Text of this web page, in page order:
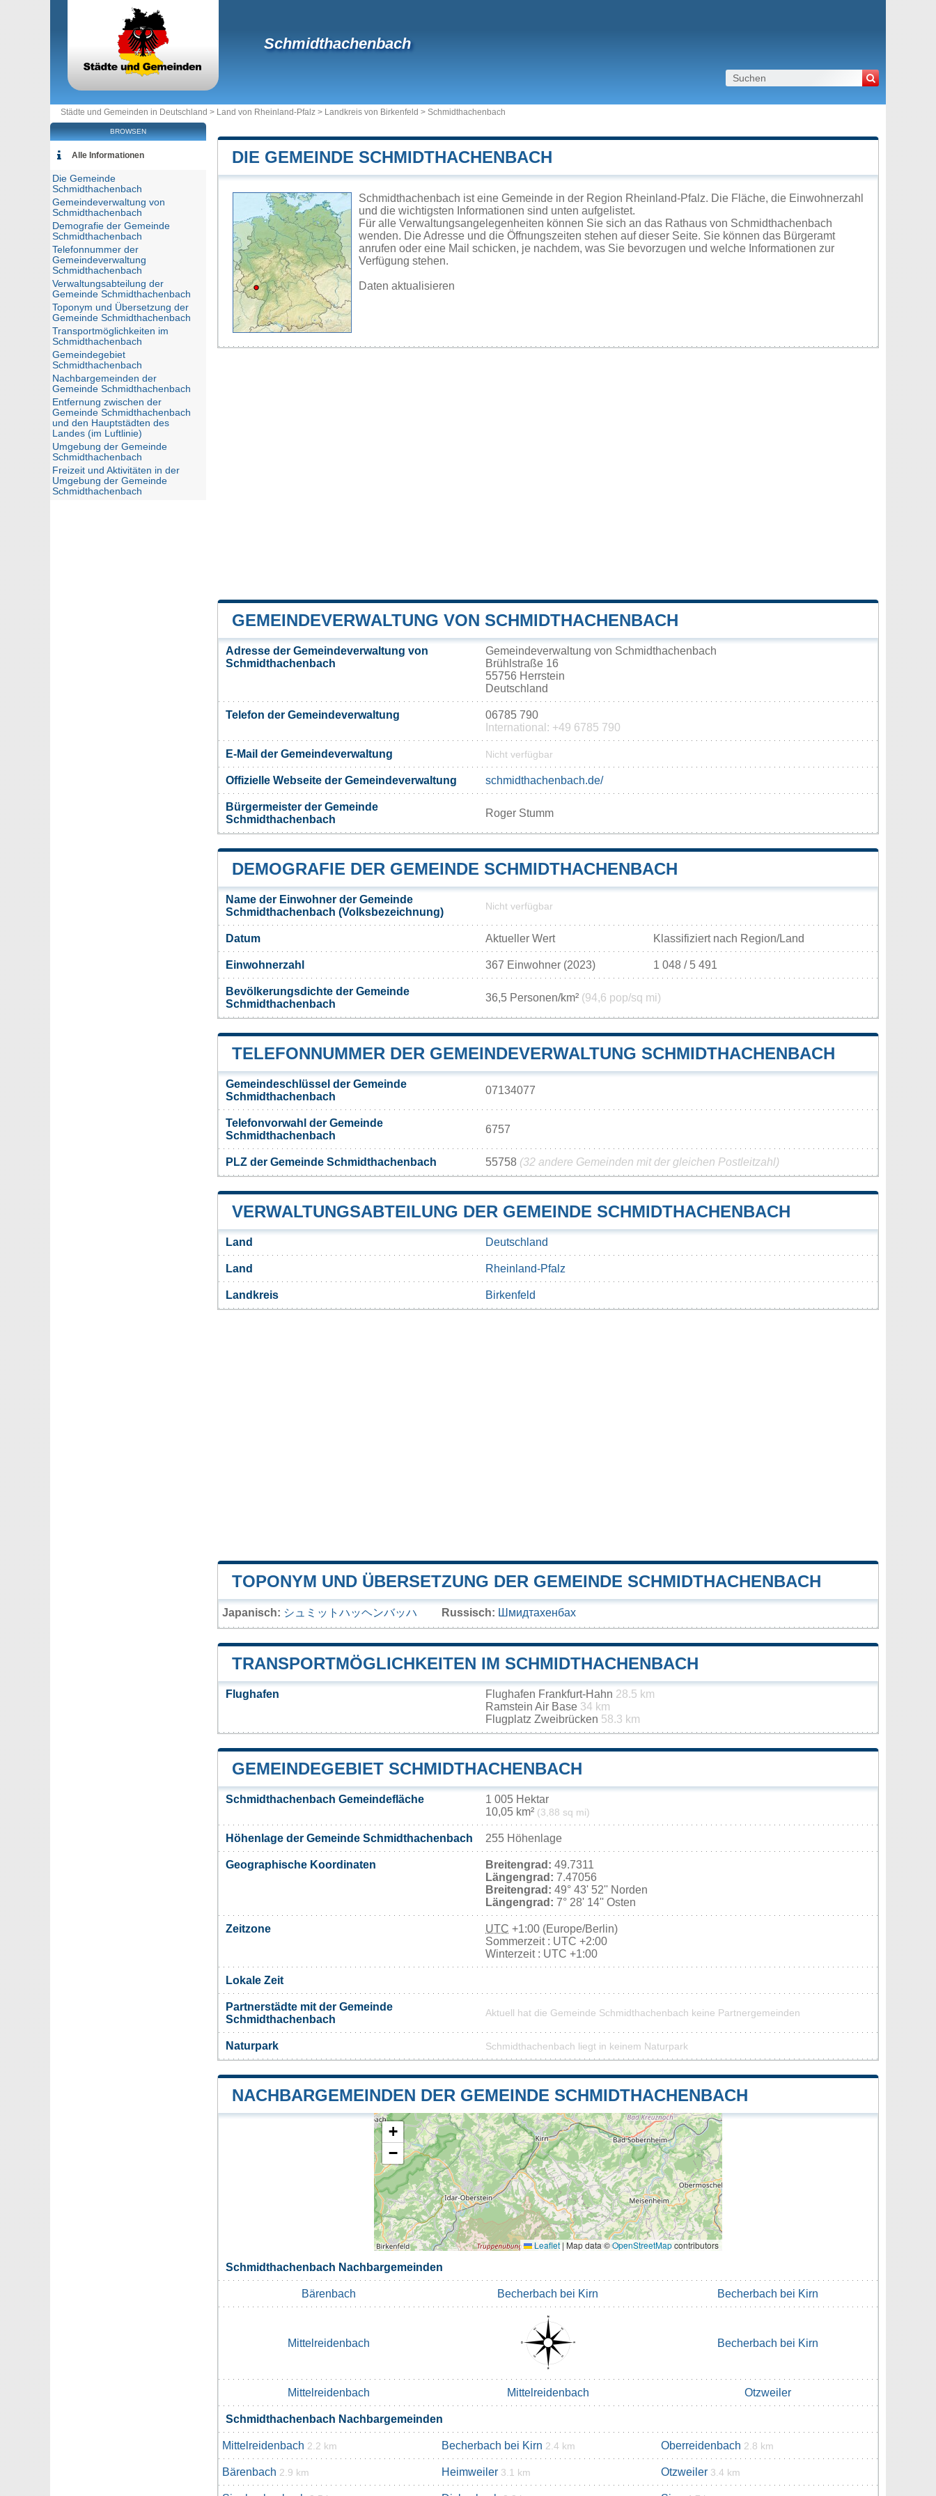
Schmidthachenbach
Städte und Gemeinden in Deutschland > Land von Rheinland-Pfalz > Landkreis von Birkenfeld > Schmidthachenbach
DIE GEMEINDE SCHMIDTHACHENBACH
Schmidthachenbach ist eine Gemeinde in der Region Rheinland-Pfalz. Die Fläche, die Einwohnerzahl
und die wichtigsten Informationen sind unten aufgelistet.
Für alle Verwaltungsangelegenheiten können Sie sich an das Rathaus von Schmidthachenbach
wenden. Die Adresse und die Öffnungszeiten stehen auf dieser Seite. Sie können das Bürgeramt
anrufen oder eine Mail schicken, je nachdem, was Sie bevorzugen und welche Informationen zur
Verfügung stehen.
Daten aktualisieren
GEMEINDEVERWALTUNG VON SCHMIDTHACHENBACH
Adresse der Gemeindeverwaltung von
Schmidthachenbach
Gemeindeverwaltung von Schmidthachenbach
Brühlstraße 16
55756 Herrstein
Deutschland
Telefon der Gemeindeverwaltung
06785 790
International: +49 6785 790
E-Mail der Gemeindeverwaltung Nicht verfügbar
Offizielle Webseite der Gemeindeverwaltung schmidthachenbach.de/
Bürgermeister der Gemeinde
Schmidthachenbach
Roger Stumm
DEMOGRAFIE DER GEMEINDE SCHMIDTHACHENBACH
Name der Einwohner der Gemeinde
Schmidthachenbach (Volksbezeichnung)
Nicht verfügbar
Datum Aktueller Wert Klassifiziert nach Region/Land
Einwohnerzahl 367 Einwohner (2023) 1 048 / 5 491
Bevölkerungsdichte der Gemeinde
Schmidthachenbach
36,5 Personen/km² (94,6 pop/sq mi)
TELEFONNUMMER DER GEMEINDEVERWALTUNG SCHMIDTHACHENBACH
Gemeindeschlüssel der Gemeinde
Schmidthachenbach
07134077
Telefonvorwahl der Gemeinde
Schmidthachenbach
6757
PLZ der Gemeinde Schmidthachenbach 55758 (32 andere Gemeinden mit der gleichen Postleitzahl)
VERWALTUNGSABTEILUNG DER GEMEINDE SCHMIDTHACHENBACH
Land Deutschland
Land Rheinland-Pfalz
Landkreis Birkenfeld
TOPONYM UND ÜBERSETZUNG DER GEMEINDE SCHMIDTHACHENBACH
Japanisch: シュミットハッヘンバッハ Russisch: Шмидтахенбах
TRANSPORTMÖGLICHKEITEN IM SCHMIDTHACHENBACH
Flughafen Flughafen Frankfurt-Hahn 28.5 km
Ramstein Air Base 34 km
Flugplatz Zweibrücken 58.3 km
GEMEINDEGEBIET SCHMIDTHACHENBACH
Schmidthachenbach Gemeindefläche
1 005 Hektar
10,05 km² (3,88 sq mi)
Höhenlage der Gemeinde Schmidthachenbach 255 Höhenlage
Geographische Koordinaten Breitengrad: 49.7311
Längengrad: 7.47056
Breitengrad: 49° 43' 52'' Norden
Längengrad: 7° 28' 14'' Osten
Zeitzone UTC +1:00 (Europe/Berlin)
Sommerzeit : UTC +2:00
Winterzeit : UTC +1:00
Lokale Zeit
Partnerstädte mit der Gemeinde
Schmidthachenbach
Aktuell hat die Gemeinde Schmidthachenbach keine Partnergemeinden
Naturpark Schmidthachenbach liegt in keinem Naturpark
NACHBARGEMEINDEN DER GEMEINDE SCHMIDTHACHENBACH
+
−
Leaflet | Map data ©OpenStreetMapcontributors
Schmidthachenbach Nachbargemeinden
Bärenbach Becherbach bei Kirn Becherbach bei Kirn
Mittelreidenbach Becherbach bei Kirn
Mittelreidenbach Mittelreidenbach Otzweiler
Schmidthachenbach Nachbargemeinden
Mittelreidenbach 2.2 km Becherbach bei Kirn 2.4 km Oberreidenbach 2.8 km
Bärenbach 2.9 km Heimweiler 3.1 km Otzweiler 3.4 km
BROWSEN
Alle Informationen
Die Gemeinde
Schmidthachenbach
Gemeindeverwaltung von
Schmidthachenbach
Demografie der Gemeinde
Schmidthachenbach
Telefonnummer der
Gemeindeverwaltung
Schmidthachenbach
Verwaltungsabteilung der
Gemeinde Schmidthachenbach
Toponym und Übersetzung der
Gemeinde Schmidthachenbach
Transportmöglichkeiten im
Schmidthachenbach
Gemeindegebiet
Schmidthachenbach
Nachbargemeinden der
Gemeinde Schmidthachenbach
Entfernung zwischen der
Gemeinde Schmidthachenbach
und den Hauptstädten des
Landes (im Luftlinie)
Umgebung der Gemeinde
Schmidthachenbach
Freizeit und Aktivitäten in der
Umgebung der Gemeinde
Schmidthachenbach